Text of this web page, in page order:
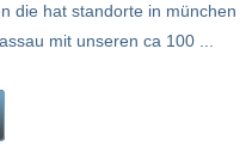
die hat standorte in münchen
mit unseren ca 100 ...